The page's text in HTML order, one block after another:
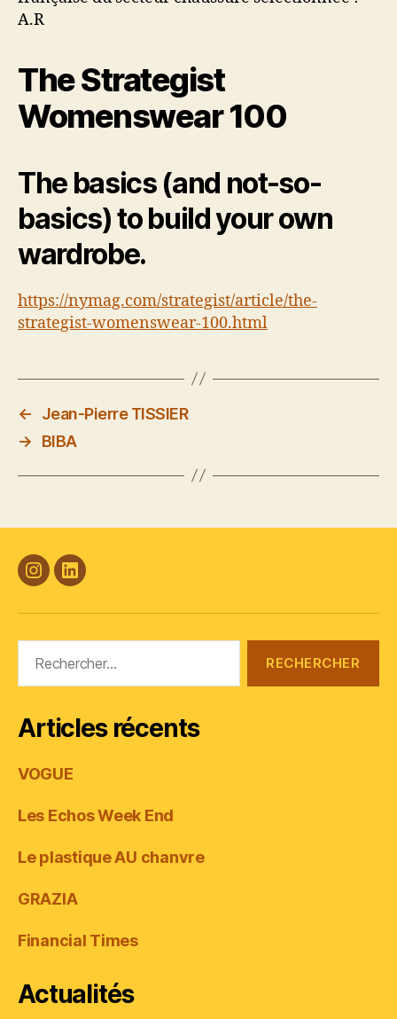
A.R
The Strategist
Womenswear 100
The basics (and not-so-
basics) to build your own
wardrobe.
https://nymag.com/strategist/article/the-
strategist-womenswear-100.html
←
Jean-Pierre TISSIER
→
BIBA
#Plasticana
Linkedin
Articles récents
VOGUE
Les Echos Week End
Le plastique AU chanvre
GRAZIA
Financial Times
Actualités